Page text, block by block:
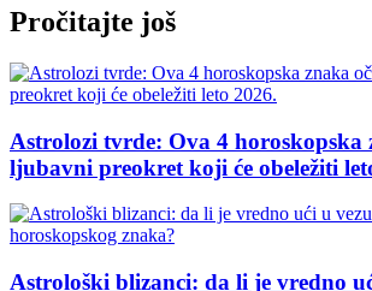
Pročitajte još
Astrolozi tvrde: Ova 4 horoskopska
ljubavni preokret koji će obeležiti
Astrološki blizanci: da li je vredno